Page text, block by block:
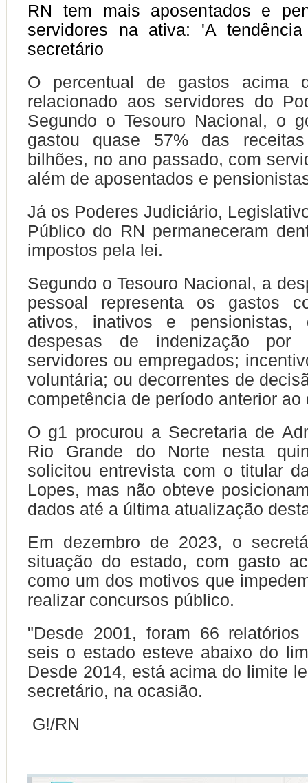
RN tem mais aposentados e
servidores na ativa: 'A
secretário
O percentual de gastos acima
relacionado aos servidores do
Segundo o Tesouro Nacional, o
gastou quase 57% das
bilhões, no ano passado, com
além de aposentados e
Já os Poderes Judiciário,
Público do RN permaneceram
impostos pela lei.
Segundo o Tesouro Nacional, a
pessoal representa os gastos
ativos, inativos e pensionistas,
despesas de indenização por
servidores ou empregados;
voluntária; ou decorrentes de
competência de período anterior ao
O g1 procurou a Secretaria de
Rio Grande do Norte nesta
solicitou entrevista com o titular
Lopes, mas não obteve
dados até a última atualização
Em dezembro de 2023, o
situação do estado, com gasto
como um dos motivos que
realizar concursos público.
"Desde 2001, foram 66
seis o estado esteve abaixo do
Desde 2014, está acima do limite
secretário, na ocasião.
G!/RN